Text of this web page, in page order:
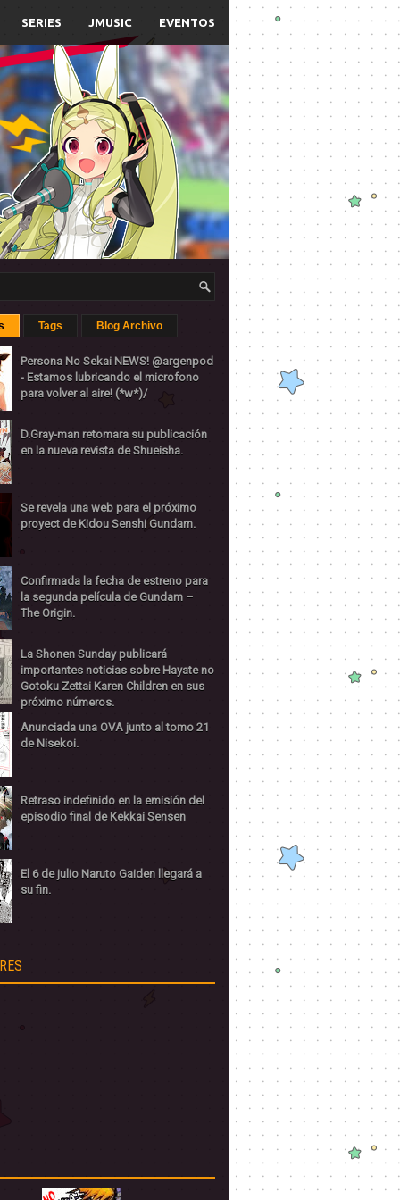
SERIES JMUSIC EVENTOS
Tags Blog Archivo
Persona No Sekai NEWS! @argenpod
- Estamos lubricando el microfono
para volver al aire! (*w*)/
D.Gray-man retomara su publicación
en la nueva revista de Shueisha.
Se revela una web para el próximo
proyect de Kidou Senshi Gundam.
Confirmada la fecha de estreno para
la segunda película de Gundam –
The Origin.
La Shonen Sunday publicará
importantes noticias sobre Hayate no
Gotoku Zettai Karen Children en sus
próximo números.
Anunciada una OVA junto al tomo 21
de Nisekoi.
Retraso indefinido en la emisión del
episodio final de Kekkai Sensen
El 6 de julio Naruto Gaiden llegará a
su fin.